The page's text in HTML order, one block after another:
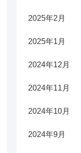
2025年2月
2025年1月
2024年12月
2024年11月
2024年10月
2024年9月